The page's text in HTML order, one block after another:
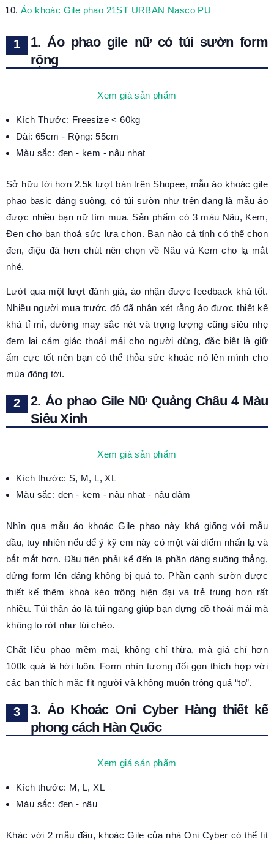
Áo khoác Gile phao 21ST URBAN Nasco PU
1. Áo phao gile nữ có túi sườn form
rộng
Xem giá sản phẩm
Kích Thước: Freesize < 60kg
Dài: 65cm - Rộng: 55cm
Màu sắc: đen - kem - nâu nhạt
Sở hữu tới hơn 2.5k lượt bán trên Shopee, mẫu áo khoác gile
phao basic dáng suông, có túi sườn như trên đang là mẫu áo
được nhiều bạn nữ tìm mua. Sản phẩm có 3 màu Nâu, Kem,
Đen cho bạn thoả sức lựa chọn. Bạn nào cá tính có thể chọn
đen, điệu đà hơn chút nên chọn về Nâu và Kem cho lạ mắt
nhé.
Lướt qua một lượt đánh giá, áo nhận được feedback khá tốt.
Nhiều người mua trước đó đã nhận xét rằng áo được thiết kế
khá tỉ mỉ, đường may sắc nét và trọng lượng cũng siêu nhẹ
đem lại cảm giác thoải mái cho người dùng, đặc biệt là giữ
ấm cực tốt nên bạn có thể thỏa sức khoác nó lên mình cho
mùa đông tới.
2. Áo phao Gile Nữ Quảng Châu 4 Màu
Siêu Xinh
Xem giá sản phẩm
Kích thước: S, M, L, XL
Màu sắc: đen - kem - nâu nhạt - nâu đậm
Nhìn qua mẫu áo khoác Gile phao này khá giống với mẫu
đầu, tuy nhiên nếu để ý kỹ em này có một vài điểm nhấn lạ và
bắt mắt hơn. Đầu tiên phải kể đến là phần dáng suông thẳng,
đứng form lên dáng không bị quá to. Phần cạnh sườn được
thiết kế thêm khoá kéo trông hiện đại và trẻ trung hơn rất
nhiều. Túi thân áo là túi ngang giúp bạn đựng đồ thoải mái mà
không lo rớt như túi chéo.
Chất liệu phao mềm mại, không chỉ thừa, mà giá chỉ hơn
100k quá là hời luôn. Form nhìn tương đối gọn thích hợp với
các bạn thích mặc fit người và không muốn trông quá “to”.
3. Áo Khoác Oni Cyber Hàng thiết kế
phong cách Hàn Quốc
Xem giá sản phẩm
Kích thước: M, L, XL
Màu sắc: đen - nâu
Khác với 2 mẫu đầu, khoác Gile của nhà Oni Cyber có thể fit